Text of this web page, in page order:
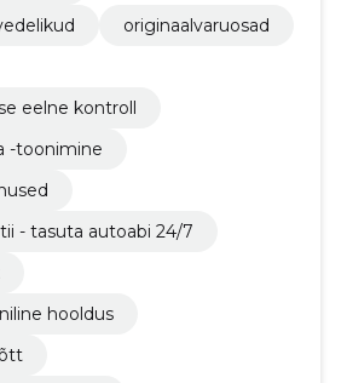
originaalvaruosad
eelne kontroll
-toonimine
- tasuta autoabi 24/7
hooldus